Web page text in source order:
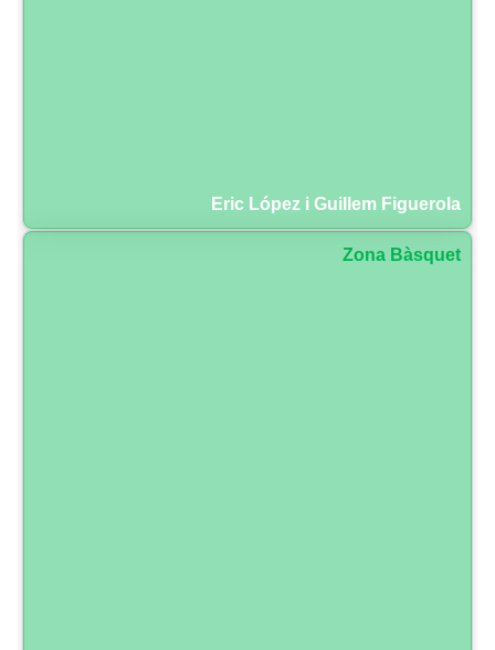
Eric López i Guillem Figuerola
Zona Bàsquet